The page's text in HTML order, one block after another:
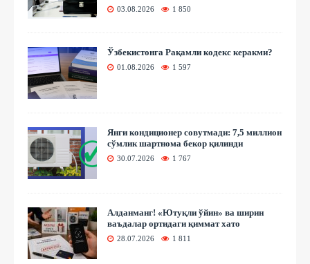
03.08.2026 1 850
Ўзбекистонга Рақамли кодекс керакми?
01.08.2026 1 597
Янги кондиционер совутмади: 7,5 миллион
сўмлик шартнома бекор қилинди
30.07.2026 1 767
Алданманг! «Ютуқли ўйин» ва ширин
ваъдалар ортидаги қиммат хато
28.07.2026 1 811